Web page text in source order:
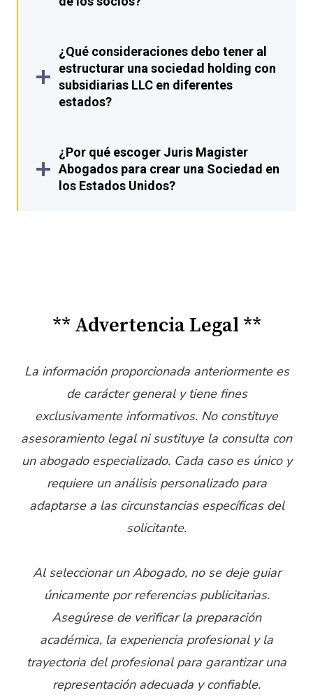
¿Qué consideraciones debo tener al
estructurar una sociedad holding con
subsidiarias LLC en diferentes
estados?
¿Por qué escoger Juris Magister
Abogados para crear una Sociedad en
los Estados Unidos?
** Advertencia Legal **
La información proporcionada anteriormente es
de carácter general y tiene fines
exclusivamente informativos. No constituye
asesoramiento legal ni sustituye la consulta con
un abogado especializado. Cada caso es único y
requiere un análisis personalizado para
adaptarse a las circunstancias específicas del
solicitante.
Al seleccionar un Abogado, no se deje guiar
únicamente por referencias publicitarias.
Asegúrese de verificar la preparación
académica, la experiencia profesional y la
trayectoria del profesional para garantizar una
representación adecuada y confiable.